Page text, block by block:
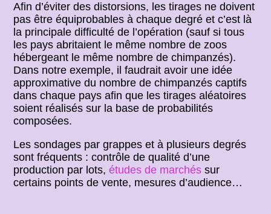
Afin d’éviter des distorsions, les tirages ne doivent
pas être équiprobables à chaque degré et c’est là
la principale difficulté de l’opération (sauf si tous
les pays abritaient le même nombre de zoos
hébergeant le même nombre de chimpanzés).
Dans notre exemple, il faudrait avoir une idée
approximative du nombre de chimpanzés captifs
dans chaque pays afin que les tirages aléatoires
soient réalisés sur la base de probabilités
composées.
Les sondages par grappes et à plusieurs degrés
sont fréquents : contrôle de qualité d’une
production par lots,études de marchés sur
certains points de vente, mesures d’audience…